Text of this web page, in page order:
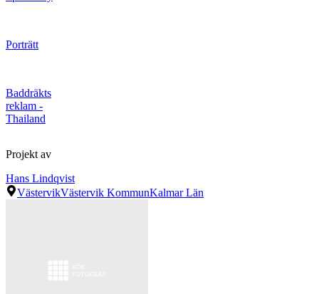
Porträtt
Baddräkts
reklam -
Thailand
Projekt av
Hans Lindqvist
VästervikVästervik KommunKalmar Län